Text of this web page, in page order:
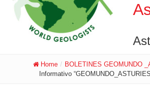
Home / BOLETINES GEOMUNDO
Informativo